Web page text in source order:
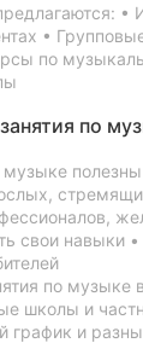
•
•
по
по
музыке
свои навыки
по
школы и
график и